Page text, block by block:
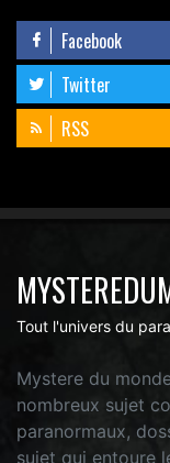
Facebook
Twitter
RSS
Tout l'univers du
Mystere du
nombreux sujet
paranormaux,
sujet qui entoure